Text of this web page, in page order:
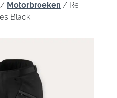
/ Motorbroeken / Re
Black